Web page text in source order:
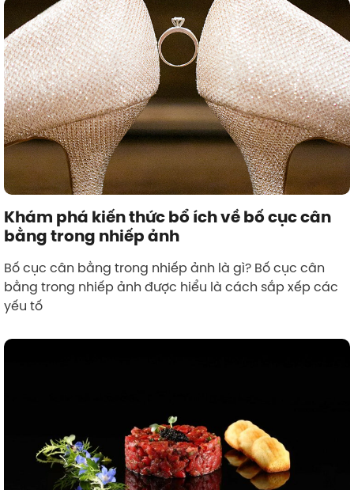
Khám phá kiến thức bổ ích về bố cục cân
bằng trong nhiếp ảnh
Bố cục cân bằng trong nhiếp ảnh là gì? Bố cục cân
bằng trong nhiếp ảnh được hiểu là cách sắp xếp các
yếu tố